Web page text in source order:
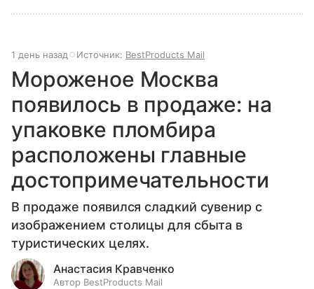
1 день назад Источник: BestProducts Mail
Мороженое Москва
появилось в продаже: на
упаковке пломбира
расположены главные
достопримечательности
В продаже появился сладкий сувенир с
изображением столицы для сбыта в
туристических целях.
Анастасия Кравченко
Автор BestProducts Mail